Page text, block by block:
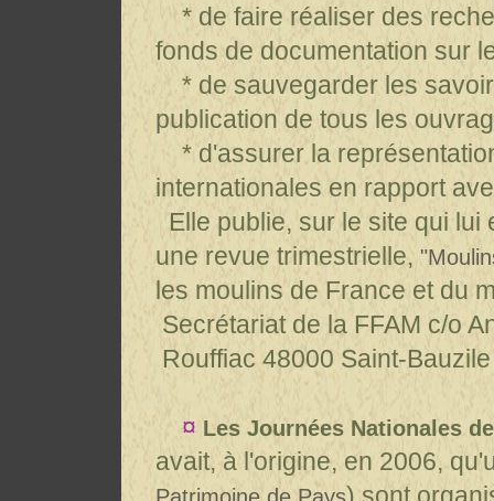
* de faire réaliser des
fonds de documentation sur
* de sauvegarder les
publication de tous les
* d'assurer la
internationales en rapport
Elle publie, sur le site qui
une revue trimestrielle,
les moulins de France et du
Secrétariat de la FFAM c/o
Rouffiac 48000 Saint-Bauzile
¤ Les Journées Nationales
avait, à l'origine, en 2006,
Patrimoine de Pays) sont